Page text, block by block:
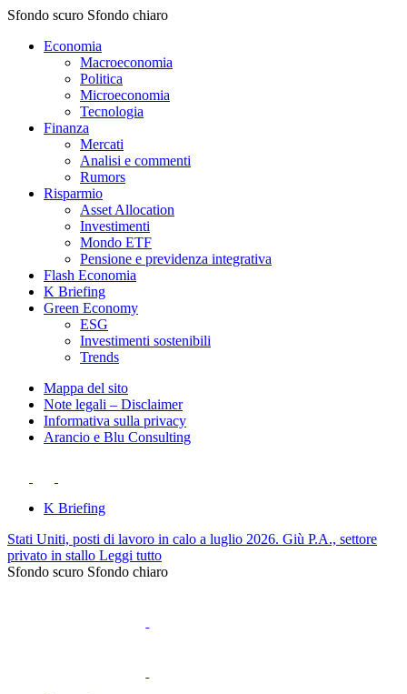
Sfondo scuro Sfondo chiaro
Economia
Macroeconomia
Politica
Microeconomia
Tecnologia
Finanza
Mercati
Analisi e commenti
Rumors
Risparmio
Asset Allocation
Investimenti
Mondo ETF
Pensione e previdenza integrativa
Flash Economia
K Briefing
Green Economy
ESG
Investimenti sostenibili
Trends
Mappa del sito
Note legali – Disclaimer
Informativa sulla privacy
Arancio e Blu Consulting
K Briefing
Stati Uniti, posti di lavoro in calo a luglio 2026. Giù P.A., settore
privato in stallo Leggi tutto
Sfondo scuro Sfondo chiaro